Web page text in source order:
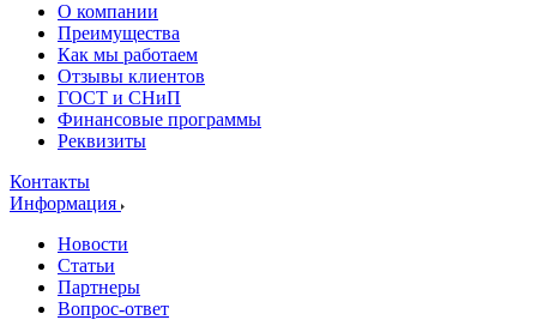
О компании
Преимущества
Как мы работаем
Отзывы клиентов
ГОСТ и СНиП
Финансовые программы
Реквизиты
Контакты
Информация
Новости
Статьи
Партнеры
Вопрос-ответ